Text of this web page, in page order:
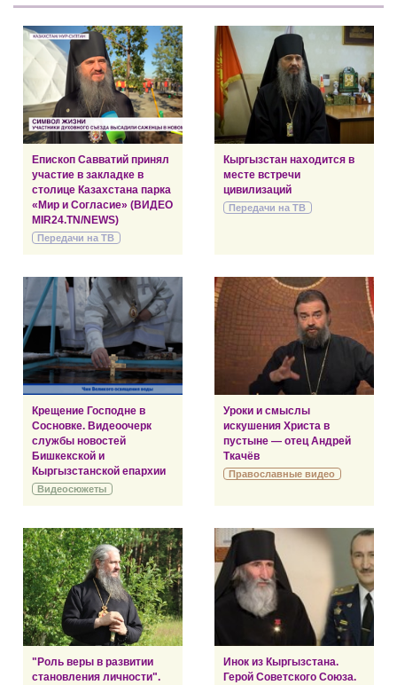
Епископ Савватий принял
участие в закладке в
столице Казахстана парка
«Мир и Согласие» (ВИДЕО
MIR24.TN/NEWS)
Передачи на ТВ
Кыргызстан находится в
месте встречи
цивилизаций
Передачи на ТВ
Крещение Господне в
Сосновке. Видеоочерк
службы новостей
Бишкекской и
Кыргызстанской епархии
Видеосюжеты
Уроки и смыслы
искушения Христа в
пустыне — отец Андрей
Ткачёв
Православные видео
"Роль веры в развитии
становления личности".
Инок из Кыргызстана.
Герой Советского Союза.